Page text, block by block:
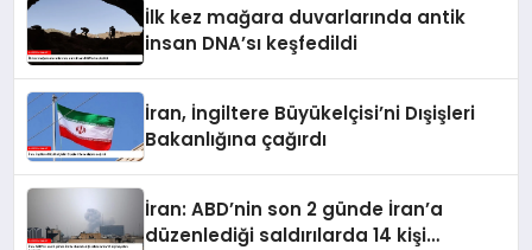
İlk kez mağara duvarlarında antik
insan DNA’sı keşfedildi
İran, İngiltere Büyükelçisi’ni Dışişleri
Bakanlığına çağırdı
İran: ABD’nin son 2 günde İran’a
düzenlediği saldırılarda 14 kişi